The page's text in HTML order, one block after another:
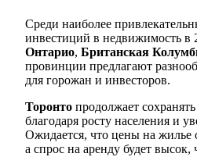
Среди наиболее
инвестиций в недвижимость в
Онтарио, Британская
провинции предлагают
для горожан и инвесторов.
Торонто продолжает
благодаря росту населения и
Ожидается, что цены на жилье
а спрос на аренду будет высок,